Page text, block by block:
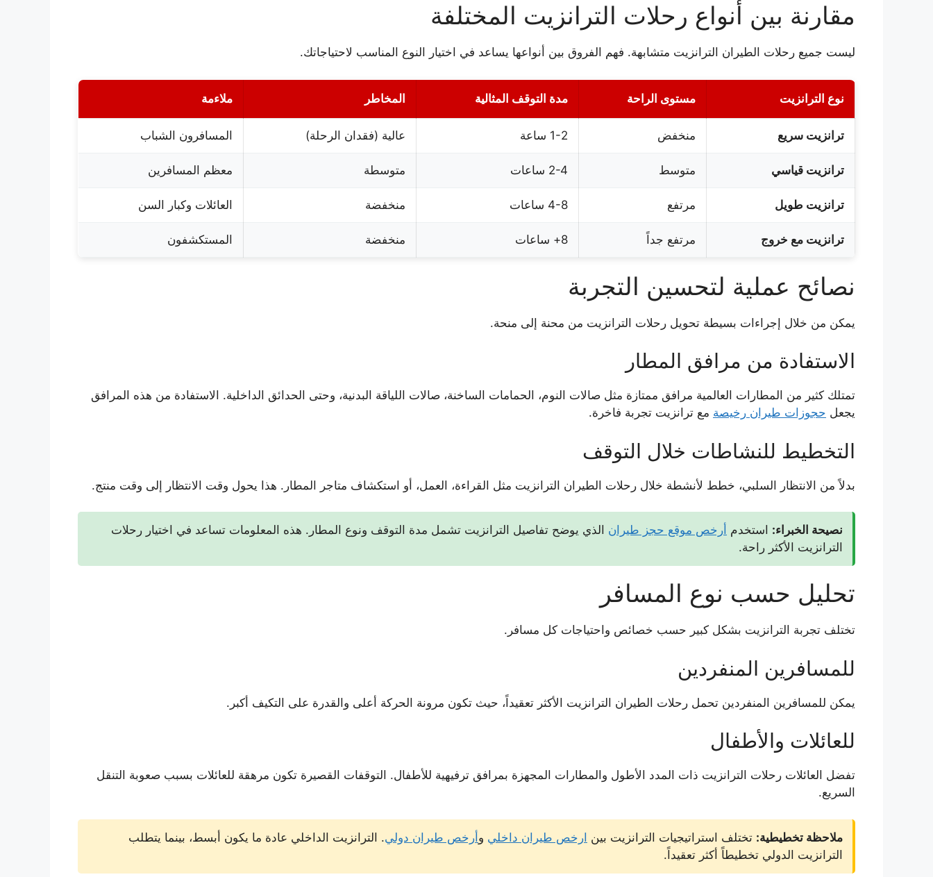
مقارنة بين أنواع رحلات الترانزيت المختلفة
ليست جميع رحلات الطيران الترانزيت متشابهة. فهم الفروق بين أنواعها يساعد في اختيار النوع المناسب لاحتياجاتك.
نوع الترانزيت مستوى الراحة مدة التوقف المثالية المخاطر ملاءمة
ترانزيت سريع منخفض 1-2 ساعة عالية (فقدان الرحلة) المسافرون الشباب
ترانزيت قياسي متوسط 2-4 ساعات متوسطة معظم المسافرين
ترانزيت طويل مرتفع 4-8 ساعات منخفضة العائلات وكبار السن
ترانزيت مع خروج مرتفع جداً 8+ ساعات منخفضة المستكشفون
نصائح عملية لتحسين التجربة
يمكن من خلال إجراءات بسيطة تحويل رحلات الترانزيت من محنة إلى منحة.
الاستفادة من مرافق المطار
تمتلك كثير من المطارات العالمية مرافق ممتازة مثل صالات النوم، الحمامات الساخنة، صالات اللياقة البدنية، وحتى الحدائق الداخلية. الاستفادة من هذه المرافق
يجعل حجوزات طيران رخيصة مع ترانزيت تجربة فاخرة.
التخطيط للنشاطات خلال التوقف
بدلاً من الانتظار السلبي، خطط لأنشطة خلال رحلات الطيران الترانزيت مثل القراءة، العمل، أو استكشاف متاجر المطار. هذا يحول وقت الانتظار إلى وقت منتج.
نصيحة الخبراء: استخدم أرخص موقع حجز طيران الذي يوضح تفاصيل الترانزيت تشمل مدة التوقف ونوع المطار. هذه المعلومات تساعد في اختيار رحلات
الترانزيت الأكثر راحة.
تحليل حسب نوع المسافر
تختلف تجربة الترانزيت بشكل كبير حسب خصائص واحتياجات كل مسافر.
للمسافرين المنفردين
يمكن للمسافرين المنفردين تحمل رحلات الطيران الترانزيت الأكثر تعقيداً، حيث تكون مرونة الحركة أعلى والقدرة على التكيف أكبر.
للعائلات والأطفال
تفضل العائلات رحلات الترانزيت ذات المدد الأطول والمطارات المجهزة بمرافق ترفيهية للأطفال. التوقفات القصيرة تكون مرهقة للعائلات بسبب صعوبة التنقل
السريع.
ملاحظة تخطيطية: تختلف استراتيجيات الترانزيت بين ارخص طيران داخلي وأرخص طيران دولي. الترانزيت الداخلي عادة ما يكون أبسط، بينما يتطلب
الترانزيت الدولي تخطيطاً أكثر تعقيداً.